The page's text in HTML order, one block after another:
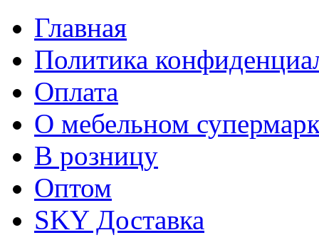
Главная
Политика
Оплата
О мебельном
В розницу
Оптом
SKY Доставка